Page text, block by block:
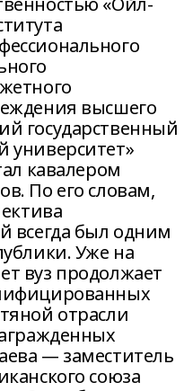
высшего
государственный
университет»
кавалером
По его словам,
всегда был одним
Уже на
вуз продолжает
отрасли
— заместитель
союза